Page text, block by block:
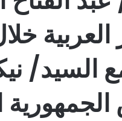
السيد/